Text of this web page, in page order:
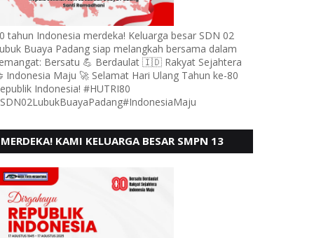
tahun Indonesia merdeka! Keluarga besar SDN 02
Buaya Padang siap melangkah bersama dalam
Bersatu 💪 Berdaulat 🇮🇩 Rakyat Sejahtera
Indonesia Maju 🚀 Selamat Hari Ulang Tahun ke-80
Indonesia! #HUTRI80
MERDEKA! KAMI KELUARGA BESAR SMPN 13